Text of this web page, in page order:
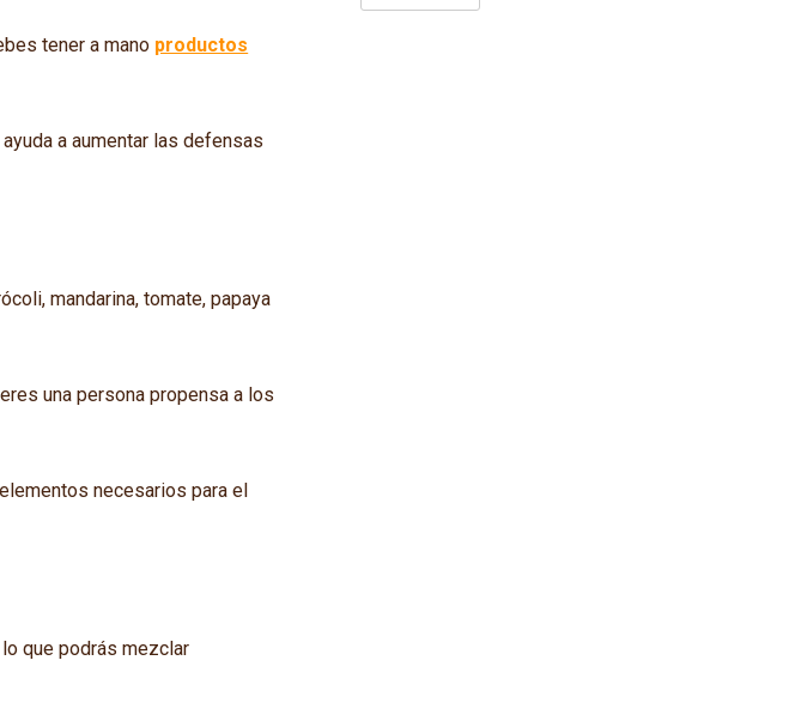
tener a mano productos
a aumentar las defensas
mandarina, tomate, papaya
una persona propensa a los
necesarios para el
que podrás mezclar